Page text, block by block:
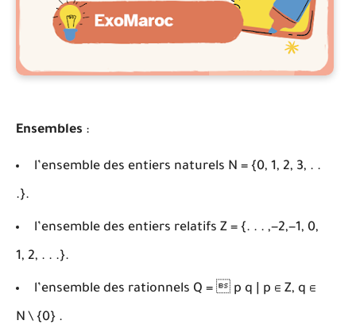
Ensembles :
l’ensemble des entiers naturels N = {0, 1, 2, 3, . .
.}.
l’ensemble des entiers relatifs Z = {. . . ,−2,−1, 0,
1, 2, . . .}.
l’ensemble des rationnels Q =  p q | p ∈ Z, q ∈
N \ {0} .